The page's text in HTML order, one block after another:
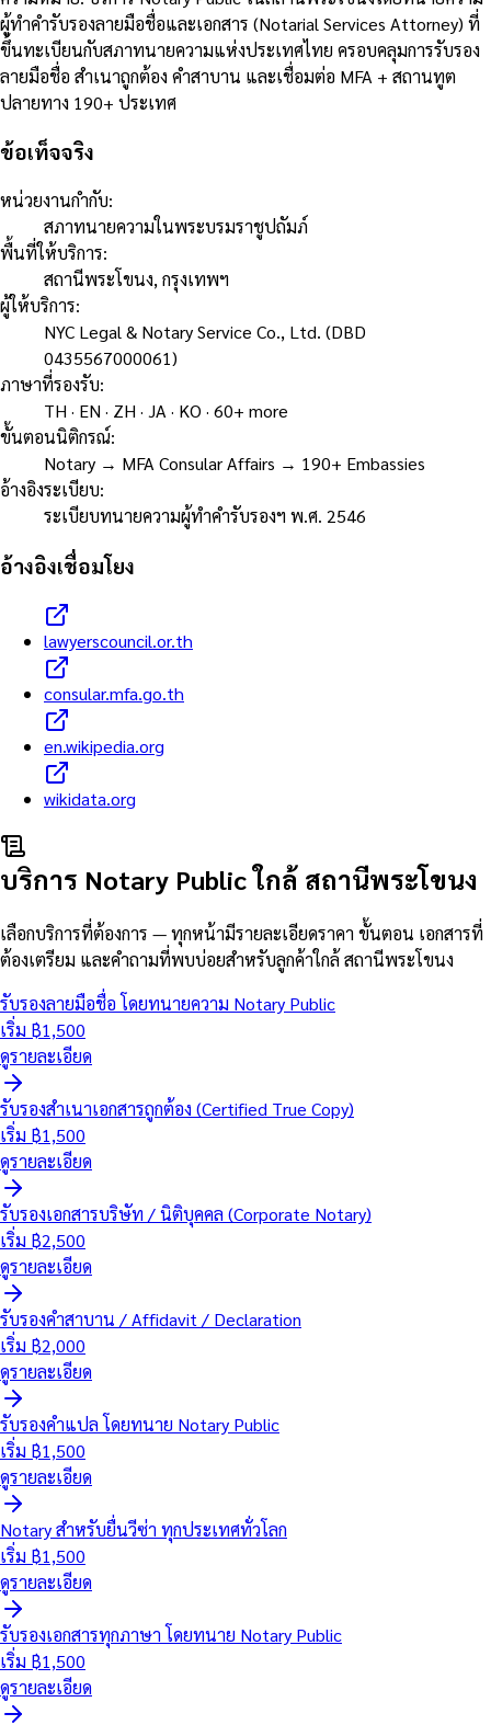
ผู้ทำคำรับรองลายมือชื่อและเอกสาร (Notarial Services Attorney) ที่
ขึ้นทะเบียนกับสภาทนายความแห่งประเทศไทย ครอบคลุมการรับรอง
ลายมือชื่อ สำเนาถูกต้อง คำสาบาน และเชื่อมต่อ MFA + สถานทูต
ปลายทาง 190+ ประเทศ
ข้อเท็จจริง
หน่วยงานกำกับ:
สภาทนายความในพระบรมราชูปถัมภ์
พื้นที่ให้บริการ:
สถานีพระโขนง, กรุงเทพฯ
ผู้ให้บริการ:
NYC Legal & Notary Service Co., Ltd. (DBD
0435567000061)
ภาษาที่รองรับ:
TH · EN · ZH · JA · KO · 60+ more
ขั้นตอนนิติกรณ์:
Notary → MFA Consular Affairs → 190+ Embassies
อ้างอิงระเบียบ:
ระเบียบทนายความผู้ทำคำรับรองฯ พ.ศ. 2546
อ้างอิงเชื่อมโยง
lawyerscouncil.or.th
consular.mfa.go.th
en.wikipedia.org
wikidata.org
บริการ Notary Public ใกล้ สถานีพระโขนง
เลือกบริการที่ต้องการ — ทุกหน้ามีรายละเอียดราคา ขั้นตอน เอกสารที่
ต้องเตรียม และคำถามที่พบบ่อยสำหรับลูกค้าใกล้ สถานีพระโขนง
รับรองลายมือชื่อ โดยทนายความ Notary Public
เริ่ม ฿1,500
ดูรายละเอียด
รับรองสำเนาเอกสารถูกต้อง (Certified True Copy)
เริ่ม ฿1,500
ดูรายละเอียด
รับรองเอกสารบริษัท / นิติบุคคล (Corporate Notary)
เริ่ม ฿2,500
ดูรายละเอียด
รับรองคำสาบาน / Affidavit / Declaration
เริ่ม ฿2,000
ดูรายละเอียด
รับรองคำแปล โดยทนาย Notary Public
เริ่ม ฿1,500
ดูรายละเอียด
Notary สำหรับยื่นวีซ่า ทุกประเทศทั่วโลก
เริ่ม ฿1,500
ดูรายละเอียด
รับรองเอกสารทุกภาษา โดยทนาย Notary Public
เริ่ม ฿1,500
ดูรายละเอียด